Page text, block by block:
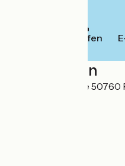
Anrufen
Localisation
117 route du Phare 50760